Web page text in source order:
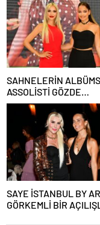
SAHNELERİN
ASSOLİSTİ GÖZDE
DEMİRBİLEK, NR1
MAGAZİN’DE: “SON
OLARAK VAR
SAYE İSTANBUL BY
GÖRKEMLİ BİR